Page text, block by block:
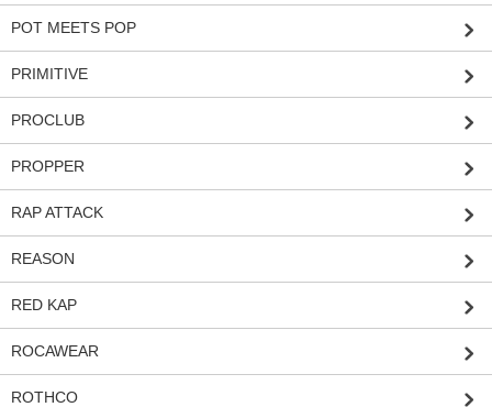
POT MEETS POP
PRIMITIVE
PROCLUB
PROPPER
RAP ATTACK
REASON
RED KAP
ROCAWEAR
ROTHCO